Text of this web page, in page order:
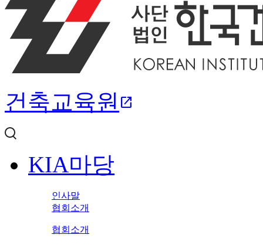
건축교육원 open_in_new
KIA마당
인사말
협회소개
협회소개